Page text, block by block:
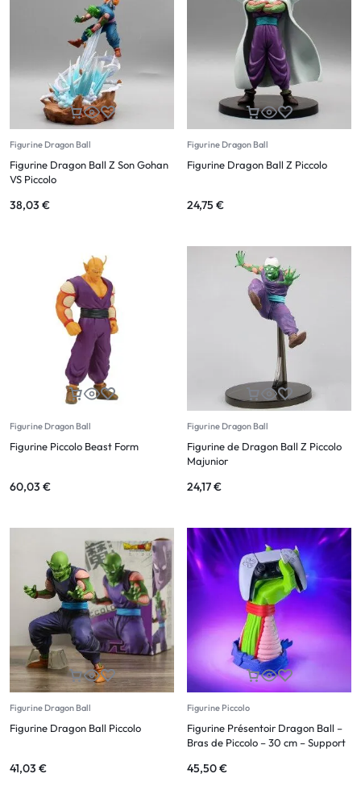
Figurine Dragon Ball
Figurine Dragon Ball Z Son Gohan
VS Piccolo
38,03 €
Figurine Dragon Ball
Figurine Dragon Ball Z Piccolo
24,75 €
Figurine Dragon Ball
Figurine Piccolo Beast Form
60,03 €
Figurine Dragon Ball
Figurine de Dragon Ball Z Piccolo
Majunior
24,17€
Figurine Dragon Ball
Figurine Dragon Ball Piccolo
41,03 €
Figurine Piccolo
Figurine Présentoir Dragon Ball –
Bras de Piccolo – 30 cm – Support
45,50€